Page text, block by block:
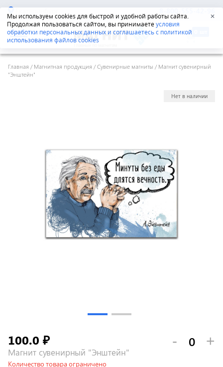
Мы используем cookies для быстрой и удобной работы сайта.
Продолжая пользоваться сайтом, вы принимаетеусловия
обработки персональных данных и соглашаетесь с политикой
использования файлов cookies
✕
Екатеринбург 8-800-555-42-96
Главная /Магнитная продукция /Сувенирные магниты /Магнит сувенирный
"Энштейн"
Нет в наличии
Магнит сувенирный "Энштейн"
100.0 ₽ - +
Количество товара ограничено